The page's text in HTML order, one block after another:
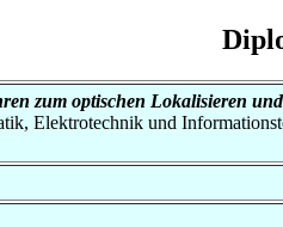
zum optischen Lokalisieren
Elektrotechnik und